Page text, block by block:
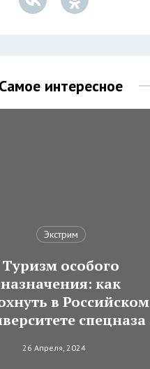
Самое интересное
Экстрим
Туризм особого
назначения: как
в Российском
спецназа
26 Апреля, 2024